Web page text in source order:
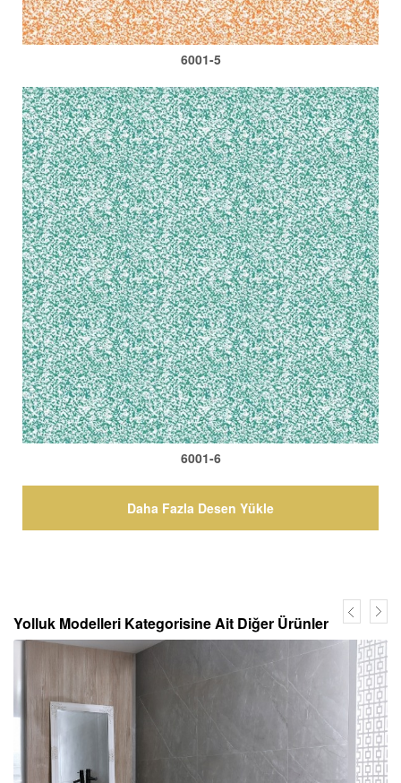
6001-5
6001-6
Daha Fazla Desen Yükle
Yolluk Modelleri Kategorisine Ait Diğer Ürünler